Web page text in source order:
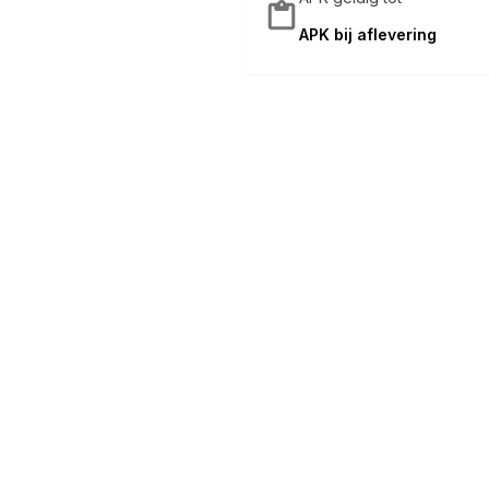
APK bij aflevering